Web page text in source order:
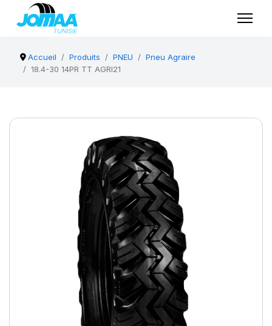
Accueil Produits PNEU
Pneu Agraire
18.4-30 14PR TT AGRI21